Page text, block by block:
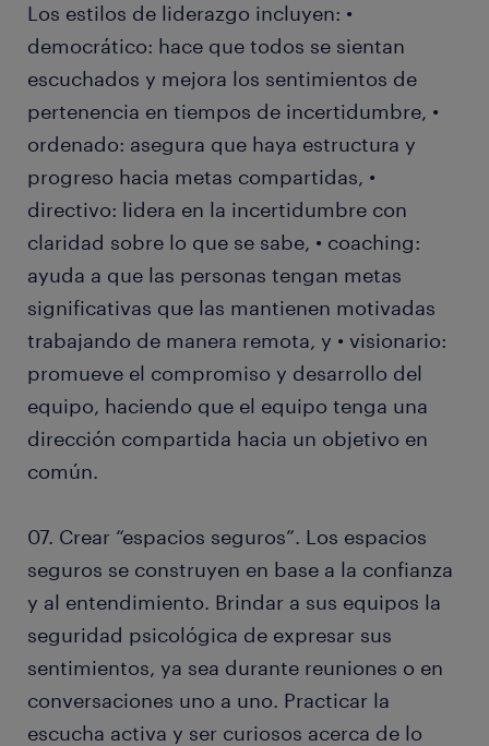
Los estilos de liderazgo incluyen: •
democrático: hace que todos se sientan
escuchados y mejora los sentimientos de
pertenencia en tiempos de incertidumbre, •
ordenado: asegura que haya estructura y
progreso hacia metas compartidas, •
directivo: lidera en la incertidumbre con
claridad sobre lo que se sabe, • coaching:
ayuda a que las personas tengan metas
significativas que las mantienen motivadas
trabajando de manera remota, y • visionario:
promueve el compromiso y desarrollo del
equipo, haciendo que el equipo tenga una
dirección compartida hacia un objetivo en
común.
07. Crear “espacios seguros”. Los espacios
seguros se construyen en base a la confianza
y al entendimiento. Brindar a sus equipos la
seguridad psicológica de expresar sus
sentimientos, ya sea durante reuniones o en
conversaciones uno a uno. Practicar la
escucha activa y ser curiosos acerca de lo